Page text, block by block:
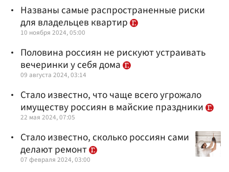
Названы самые распространенные риски
для владельцев квартир
10 ноября 2024, 05:00
Половина россиян не рискуют устраивать
вечеринки у себя дома
09 августа 2024, 03:14
Стало известно, что чаще всего угрожало
имуществу россиян в майские праздники
22 мая 2024, 07:05
Стало известно, сколько россиян сами
делают ремонт
07 февраля 2024, 03:00